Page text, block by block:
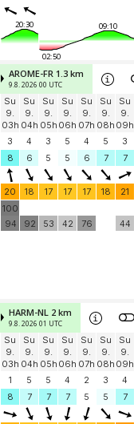
20:30 09:10
02:50
AROME-FR 1.3 km
9.8. 2026 00 UTC
Su
9.
03h
Su
9.
04h
Su
9.
05h
Su
9.
06h
Su
9.
07h
Su
9.
08h
Su
9.
09h
3
4 3 5 4 5 3
8
6 5 5 6 7 7
20 18 17 17 17 18 21
100
94
92 53 42 76 44
HARM-NL 2 km
9.8. 2026 01 UTC
Su
9.
03h
Su
9.
04h
Su
9.
05h
Su
9.
06h
Su
9.
07h
Su
9.
08h
Su
9.
09h
1
5 5 4 2 3 4
8
7 7 7 5 5 7